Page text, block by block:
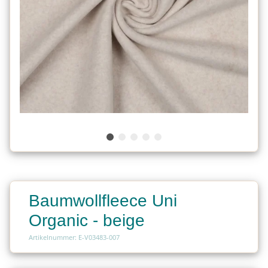
Baumwollfleece Uni
Organic - beige
Artikelnummer: E-V03483-007